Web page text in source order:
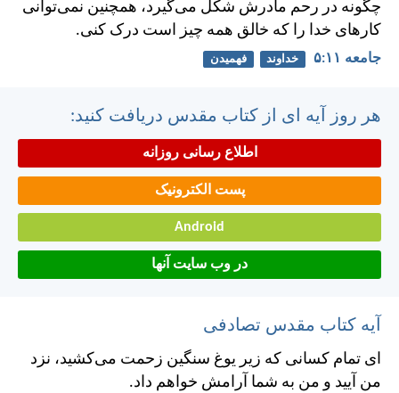
چگونه در رحم مادرش شكل می‌گيرد، همچنين نمی‌توانی
كارهای خدا را كه خالق همه چيز است درک كنی.
جامعه ۱۱:‏۵ خداوند فهمیدن
هر روز آیه ای از کتاب مقدس دریافت کنید:
اطلاع رسانی روزانه
پست الکترونیک
Android
در وب سایت آنها
آیه کتاب مقدس تصادفی
ای تمام كسانی كه زير يوغ سنگين زحمت می‌كشيد، نزد
من آييد و من به شما آرامش خواهم داد.